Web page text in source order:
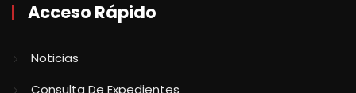
Acceso Rápido
Noticias
Consulta De Expedientes